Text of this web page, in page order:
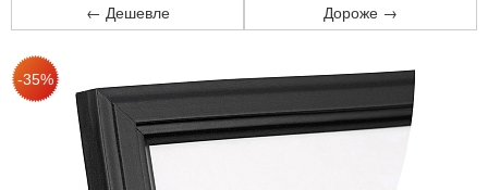
← Дешевле Дороже →